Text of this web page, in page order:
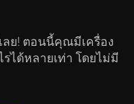
ลย! ตอนนี้คุณมีเครื่อง
ได้หลายเท่า โดยไม่มี